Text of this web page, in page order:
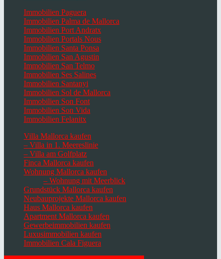
Immobilien Paguera
Immobilien Palma de Mallorca
Immobilien Port Andratx
Immobilien Portals Nous
Immobilien Santa Ponsa
Immobilien San Agustin
Immobilien San Telmo
Immobilien Ses Salines
Immobilien Santanyi
Immobilien Sol de Mallorca
Immobilien Son Font
Immobilien Son Vida
Immobilien Felanitx
Villa Mallorca kaufen
– Villa in 1. Meereslinie
– Villa am Golfplatz
Finca Mallorca kaufen
Wohnung Mallorca kaufen
– Wohnung mit Meerblick
Grundstück Mallorca kaufen
Neubauprojekte Mallorca kaufen
Haus Mallorca kaufen
Apartment Mallorca kaufen
Gewerbeimmobilien kaufen
Luxusimmobilien kaufen
Immobilien Cala Figuera